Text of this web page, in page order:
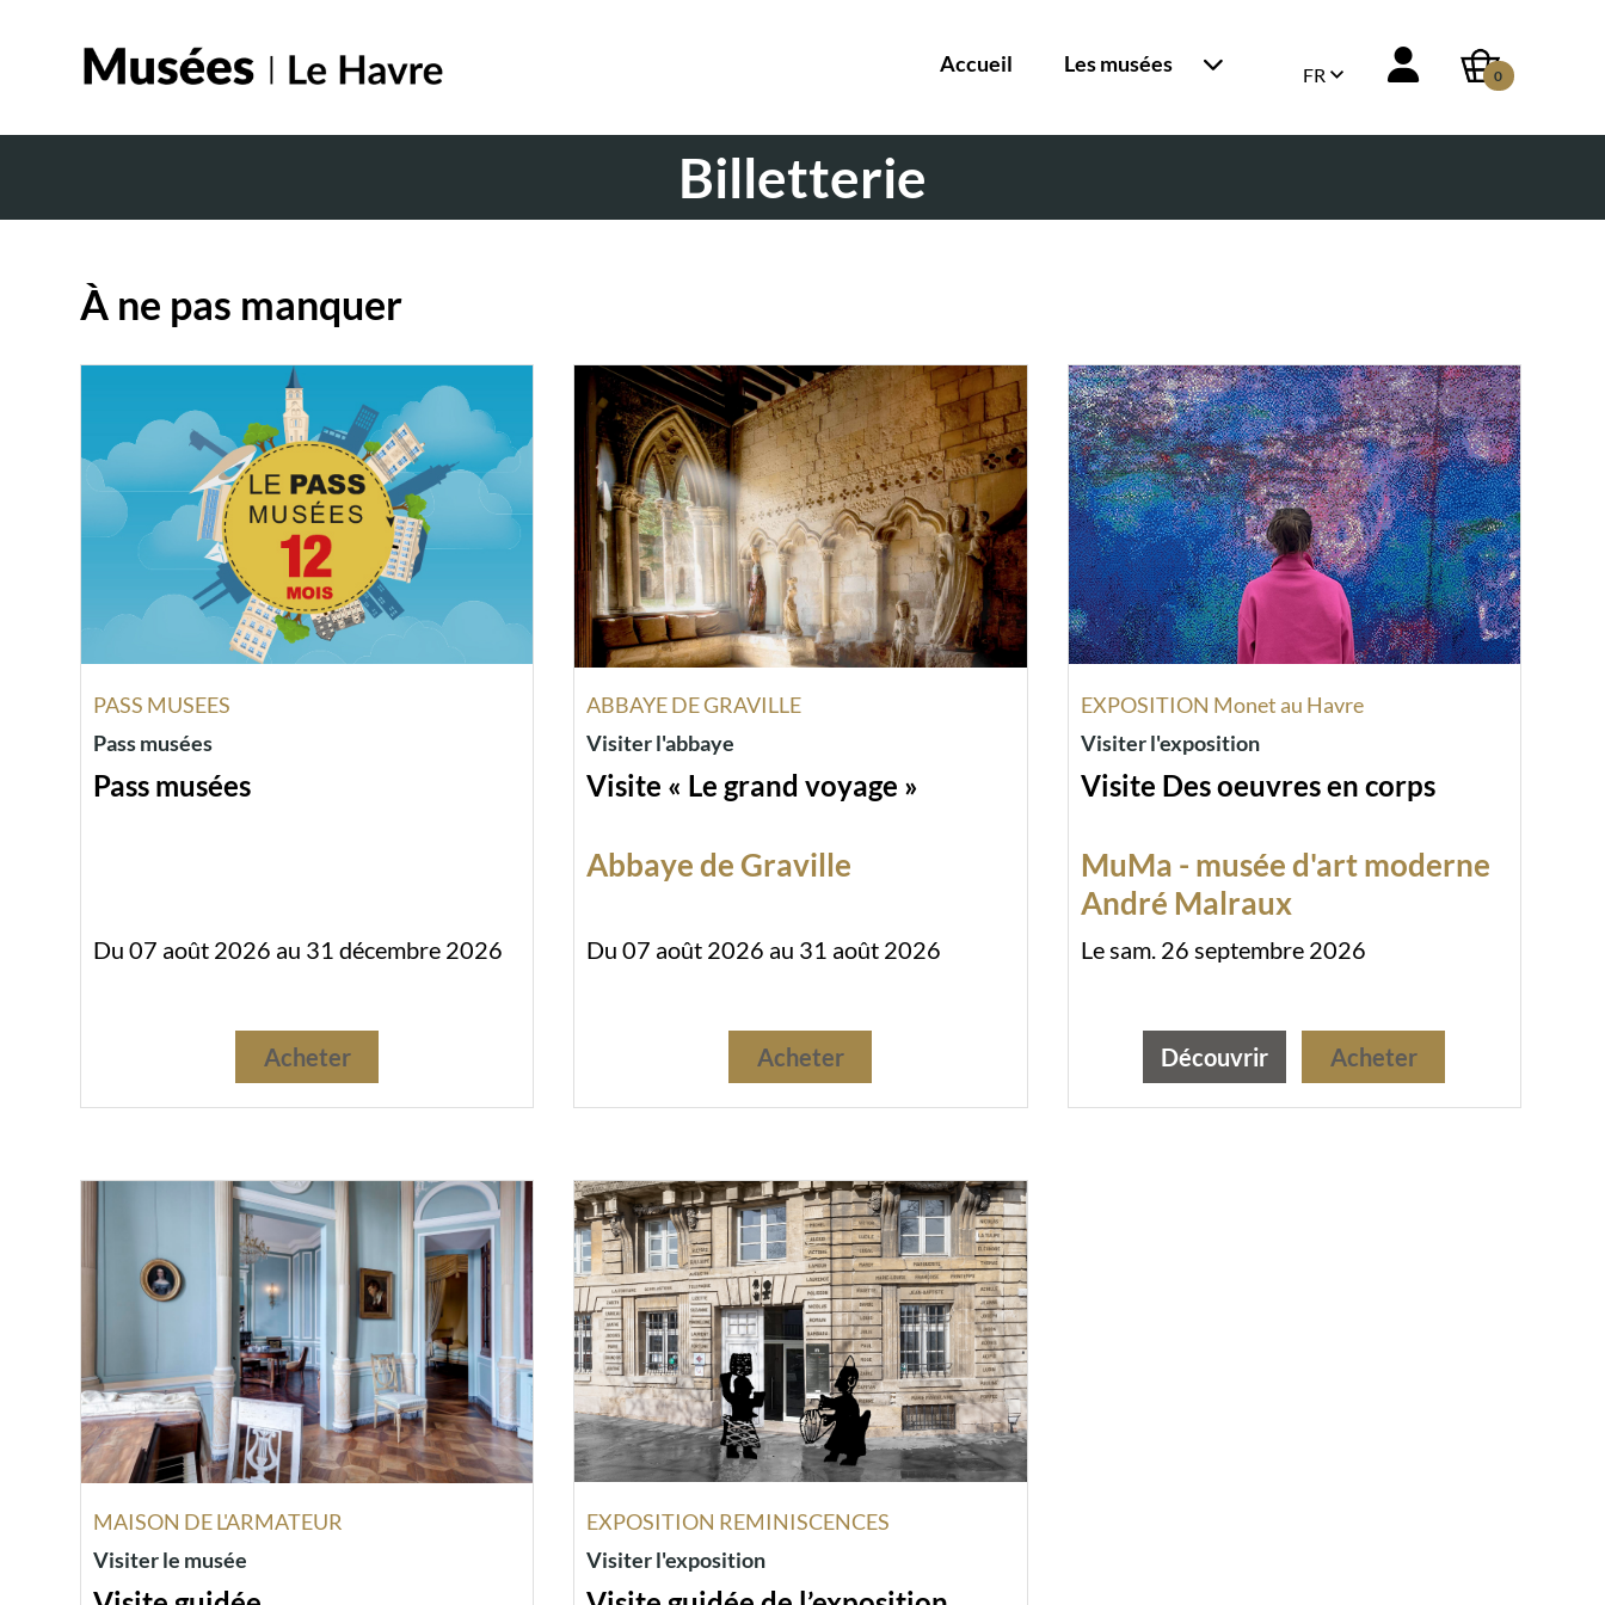
0
FR
Accueil Les musées
Billetterie
À ne pas manquer
PASS MUSEES
Pass musées
Pass musées
Du 07 août 2026 au 31 décembre 2026
Acheter
ABBAYE DE GRAVILLE
Visiter l'abbaye
Visite « Le grand voyage »
Abbaye de Graville
Du 07 août 2026 au 31 août 2026
Acheter
EXPOSITION Monet au Havre
Visiter l'exposition
Visite Des oeuvres en corps
MuMa - musée d'art moderne
André Malraux
Le sam. 26 septembre 2026
Découvrir Acheter
MAISON DE L'ARMATEUR
Visiter le musée
EXPOSITION REMINISCENCES
Visiter l'exposition